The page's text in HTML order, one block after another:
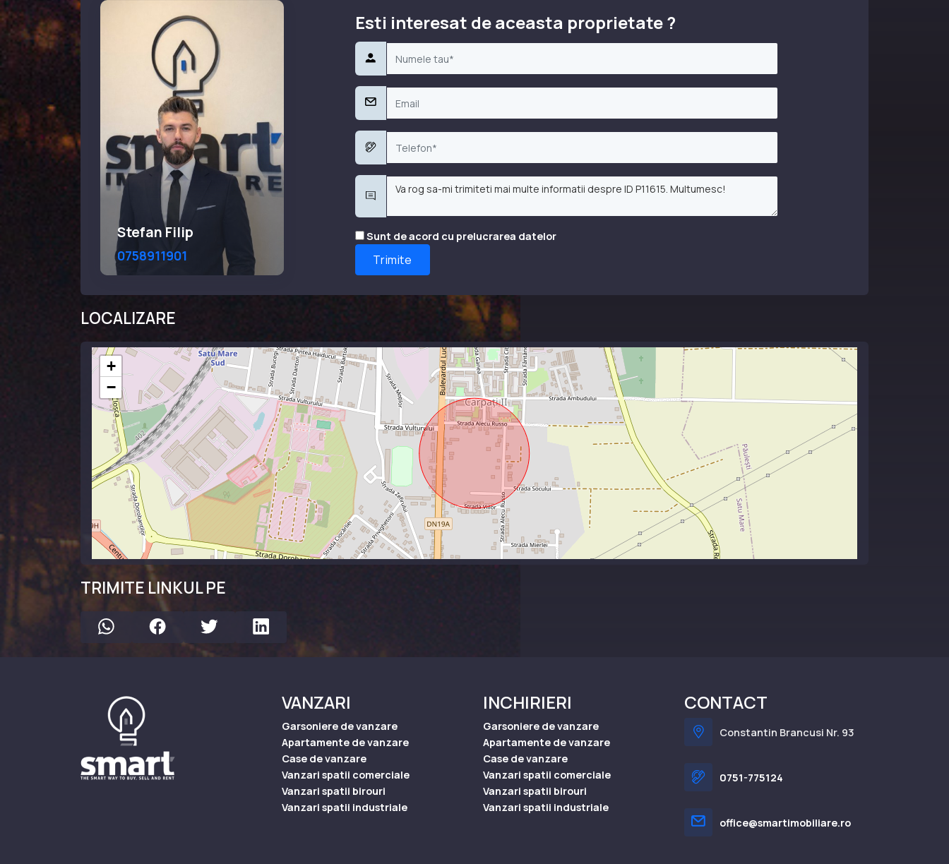
Stefan Filip
0758911901
Esti interesat de aceasta proprietate ?
Sunt de acord cu prelucrarea datelor
LOCALIZARE
+
−
TRIMITE LINKUL PE
VANZARI
Garsoniere de vanzare
Apartamente de vanzare
Case de vanzare
Vanzari spatii comerciale
Vanzari spatii birouri
Vanzari spatii industriale
INCHIRIERI
Garsoniere de vanzare
Apartamente de vanzare
Case de vanzare
Vanzari spatii comerciale
Vanzari spatii birouri
Vanzari spatii industriale
CONTACT
Constantin Brancusi Nr. 93
0751-775124
office@smartimobiliare.ro